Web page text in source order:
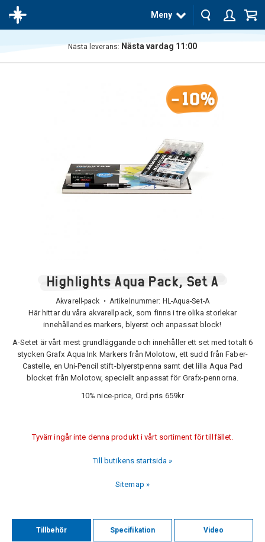
Meny
Nästa leverans: Nästa vardag 11:00
-10%
Highlights Aqua Pack, Set A
Akvarell-pack • Artikelnummer: HL-Aqua-Set-A
Här hittar du våra akvarellpack, som finns i tre olika storlekar
innehållandes markers, blyerst och anpassat block!
A-Setet är vårt mest grundläggande och innehåller ett set med totalt 6
stycken Grafx Aqua Ink Markers från Molotow, ett sudd från Faber-
Castelle, en Uni-Pencil stift-blyerstpenna samt det lilla Aqua Pad
blocket från Molotow, speciellt anpassat för Grafx-pennorna.
10% nice-price, Ord.pris 659kr
Tyvärr ingår inte denna produkt i vårt sortiment för tillfället.
Till butikens startsida »
Sitemap »
Tillbehör Specifikation Video